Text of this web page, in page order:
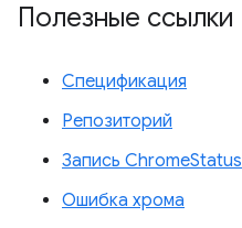
Полезные ссылки
Спецификация
Репозиторий
Запись ChromeStatus
Ошибка хрома